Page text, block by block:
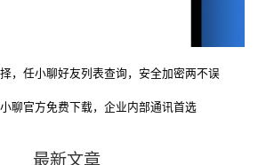
，任小聊好友列表查询，安全加密两不误
聊官方免费下载，企业内部通讯首选
最新文章